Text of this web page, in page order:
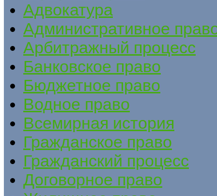
Адвокатура
Административное
Арбитражный процесс
Банковское право
Бюджетное право
Водное право
Всемирная история
Гражданское право
Гражданский процесс
Договорное право